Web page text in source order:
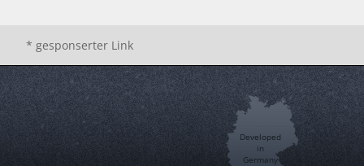
* gesponserter Link
Developed
in
Germany